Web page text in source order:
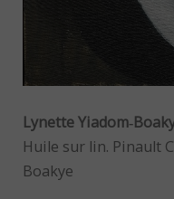
Lynette
Huile sur lin. Pinault
Boakye